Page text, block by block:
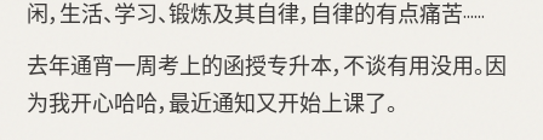
闲，生活、学习、锻炼及其自律，自律的有点痛苦······
去年通宵一周考上的函授专升本，不谈有用没用。因
为我开心哈哈，最近通知又开始上课了。